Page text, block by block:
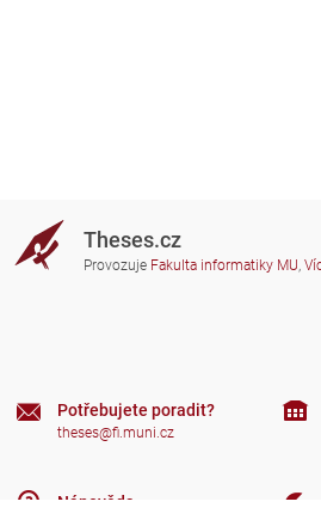
Theses.cz
Provozuje Fakulta informatiky MU,
Potřebujete poradit?
theses@fi.muni.cz
Nápověda